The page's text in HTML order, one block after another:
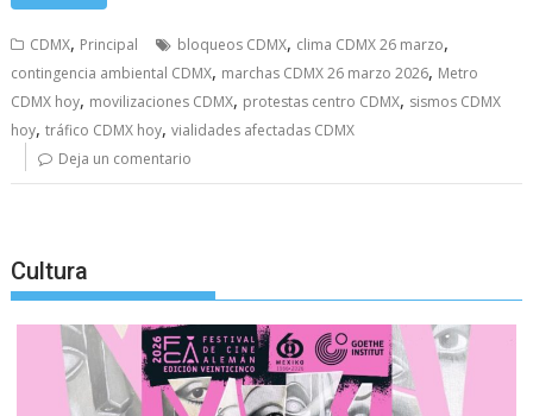
CDMX, Principal bloqueos CDMX, clima CDMX 26 marzo,
contingencia ambiental CDMX, marchas CDMX 26 marzo 2026, Metro
CDMX hoy, movilizaciones CDMX, protestas centro CDMX, sismos CDMX
hoy,tráfico CDMX hoy,vialidades afectadas CDMX
Deja un comentario
Cultura